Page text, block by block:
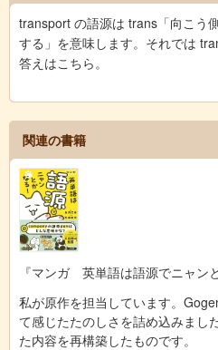
transport の語源は trans「向こう
する」を意味します。それでは
答えはこちら。
関連の書籍
『マンガ 英単語は語源でニャン
私が原作を担当しています。
て感じたたのしさを詰め込みまし
た内容を再構築したものです。